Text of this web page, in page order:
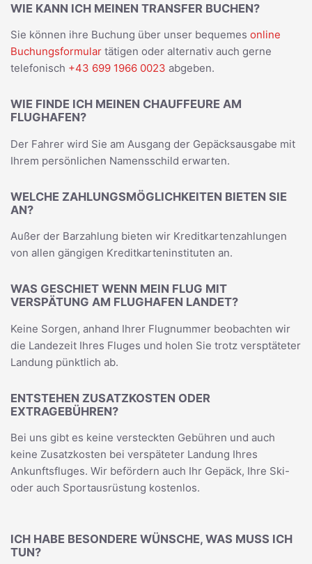
WIE KANN ICH MEINEN TRANSFER BUCHEN?
Sie können ihre Buchung über unser bequemes online
Buchungsformular tätigen oder alternativ auch gerne
telefonisch +43 699 1966 0023 abgeben.
WIE FINDE ICH MEINEN CHAUFFEURE AM
FLUGHAFEN?
Der Fahrer wird Sie am Ausgang der Gepäcksausgabe mit
Ihrem persönlichen Namensschild erwarten.
WELCHE ZAHLUNGSMÖGLICHKEITEN BIETEN SIE
AN?
Außer der Barzahlung bieten wir Kreditkartenzahlungen
von allen gängigen Kreditkarteninstituten an.
WAS GESCHIET WENN MEIN FLUG MIT
VERSPÄTUNG AM FLUGHAFEN LANDET?
Keine Sorgen, anhand Ihrer Flugnummer beobachten wir
die Landezeit Ihres Fluges und holen Sie trotz versptäteter
Landung pünktlich ab.
ENTSTEHEN ZUSATZKOSTEN ODER
EXTRAGEBÜHREN?
Bei uns gibt es keine versteckten Gebühren und auch
keine Zusatzkosten bei verspäteter Landung Ihres
Ankunftsfluges. Wir befördern auch Ihr Gepäck, Ihre Ski-
oder auch Sportausrüstung kostenlos.
ICH HABE BESONDERE WÜNSCHE, WAS MUSS ICH
TUN?